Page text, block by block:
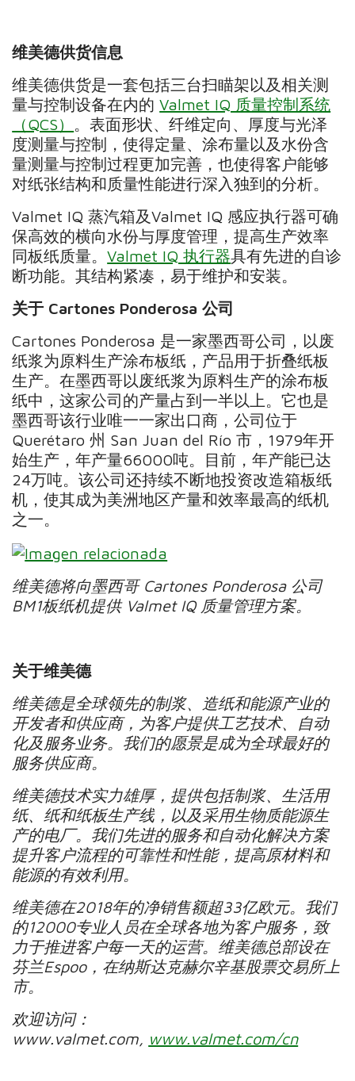
维美德供货信息
维美德供货是一套包括三台扫瞄架以及相关测
量与控制设备在内的Valmet IQ 质量控制系统
（QCS）
。表面形状、纤维定向、厚度与光泽
度测量与控制，使得定量、涂布量以及水份含
量测量与控制过程更加完善，也使得客户能够
对纸张结构和质量性能进行深入独到的分析。
Valmet IQ 蒸汽箱及Valmet IQ 感应执行器可确
保高效的横向水份与厚度管理，提高生产效率
同板纸质量。Valmet IQ 执行器具有先进的自诊
断功能。其结构紧凑，易于维护和安装。
关于 Cartones Ponderosa公司
Cartones Ponderosa 是一家墨西哥公司，以废
纸浆为原料生产涂布板纸，产品用于折叠纸板
生产。在墨西哥以废纸浆为原料生产的涂布板
纸中，这家公司的产量占到一半以上。它也是
墨西哥该行业唯一一家出口商，公司位于
Querétaro 州 San Juan del Río 市，1979年开
始生产，年产量66000吨。目前，年产能已达
24万吨。该公司还持续不断地投资改造箱板纸
机，使其成为美洲地区产量和效率最高的纸机
之一。
维美德将向墨西哥Cartones Ponderosa 公司
BM1板纸机提供Valmet IQ 质量管理方案。
关于维美德
维美德是全球领先的制浆、造纸和能源产业的
开发者和供应商，为客户提供工艺技术、自动
化及服务业务。我们的愿景是成为全球最好的
服务供应商。
维美德技术实力雄厚，提供包括制浆、生活用
纸、纸和纸板生产线，以及采用生物质能源生
产的电厂。我们先进的服务和自动化解决方案
提升客户流程的可靠性和性能，提高原材料和
能源的有效利用。
维美德在2018年的净销售额超33亿欧元。我们
的12000专业人员在全球各地为客户服务，致
力于推进客户每一天的运营。维美德总部设在
芬兰Espoo，在纳斯达克赫尔辛基股票交易所上
市。
欢迎访问：
www.valmet.com, www.valmet.com/cn